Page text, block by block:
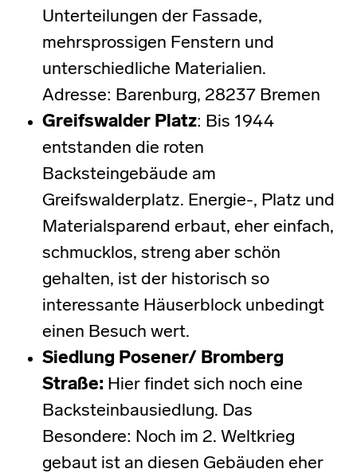
Unterteilungen der Fassade,
mehrsprossigen Fenstern und
unterschiedliche Materialien.
Adresse: Barenburg, 28237 Bremen
Greifswalder Platz: Bis 1944
entstanden die roten
Backsteingebäude am
Greifswalderplatz. Energie-, Platz und
Materialsparend erbaut, eher einfach,
schmucklos, streng aber schön
gehalten, ist der historisch so
interessante Häuserblock unbedingt
einen Besuch wert.
Siedlung Posener/ Bromberg
Straße: Hier findet sich noch eine
Backsteinbausiedlung. Das
Besondere: Noch im 2. Weltkrieg
gebaut ist an diesen Gebäuden eher